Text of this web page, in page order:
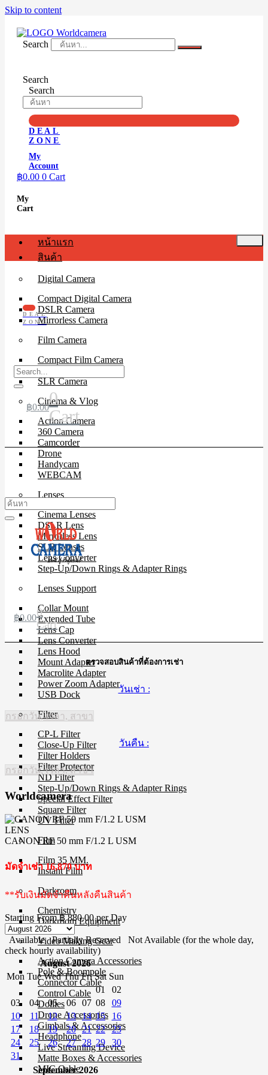
Skip to content
Search
Search
Search
DEAL
ZONE
My
Account
฿0.00 0 Cart
My
Cart
หน้าแรก
สินค้า
Digital Camera
Compact Digital Camera
DSLR Camera
Mirrorless Camera
Film Camera
Compact Film Camera
Instant Camera
SLR Camera
Cinema & Vlog
Action Camera
360 Camera
Camcorder
Drone
Handycam
WEBCAM
Lenses
Cinema Lenses
DSLR Lens
Mirrorless Lens
SLR Lenses
Lens Converter
Step-Up/Down Rings & Adapter Rings
Lenses Support
Collar Mount
Extended Tube
Lens Cap
Lens Converter
Lens Hood
Mount Adapter
Macrolite Adapter
Power Zoom Adapter
USB Dock
Filter
CP-L Filter
Close-Up Filter
Filter Holders
Filter Protector
ND Filter
Step-Up/Down Rings & Adapter Rings
Special Effect Filter
Square Filter
UV Filter
Film
Film 35 MM.
Instant Film
Darkroom
Chemistry
Darkroom Equipment
Video Making Gear
Action Camera Accessories
Pole & Boompole
Connector Cable
Control Cable
Dollies
Drone Accessories
Gimbals & Accessories
Headphone
Live Streaming Device
Matte Boxes & Accessories
MIC Cable
DEAL
ZONE
฿0.000
Cart
฿0.000
Cart
ตรวจสอบสินค้าที่ต้องการเช่า
วันเช่า :
กรอกวัน, เวลา, สาขา
วันคืน :
กรอกวัน, เวลา, สาขา
Worldcamera
LENS
CANON RF 50 mm F/1.2 L USM
มัดจำเช่า 16,870 บาท
**รับเงินมัดจำคืนหลังคืนสินค้า
Starting From ฿ 880.00 per Day
Available Partially Reserved
Not Available (for the whole day,
check hourly availability)
August 2026
Mon Tue Wed Thu Fri Sat Sun
01
02
03
04 05 06 07 08
09
10
11 12 13 14 15
16
17
18 19 20 21 22
23
24
25 26 27 28 29
30
31
September 2026